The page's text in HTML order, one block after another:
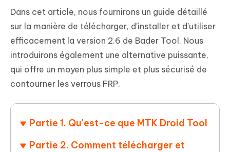
Dans cet article, nous fournirons un guide détaillé
sur la manière de télécharger, d'installer et d'utiliser
efficacement la version 2.6 de Bader Tool. Nous
introduirons également une alternative puissante,
qui offre un moyen plus simple et plus sécurisé de
contourner les verrous FRP.
Partie 1. Qu'est-ce que MTK Droid Tool
Partie 2. Comment télécharger et